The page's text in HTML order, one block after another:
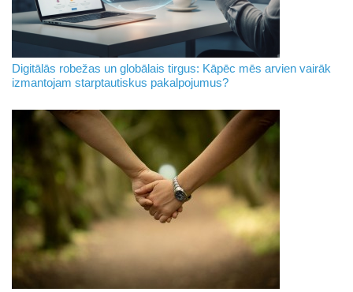
Digitālās robežas un globālais tirgus: Kāpēc mēs arvien vairāk
izmantojam starptautiskus pakalpojumus?